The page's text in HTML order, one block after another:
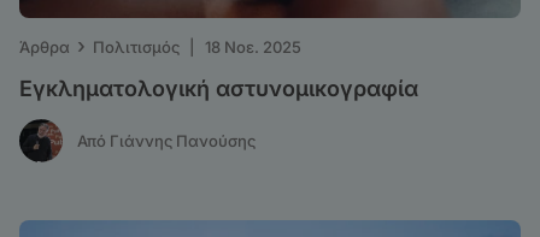
Άρθρα › Πολιτισμός 18 Νοε. 2025
Εγκληματολογική αστυνομικογραφία
Από Γιάννης Πανούσης